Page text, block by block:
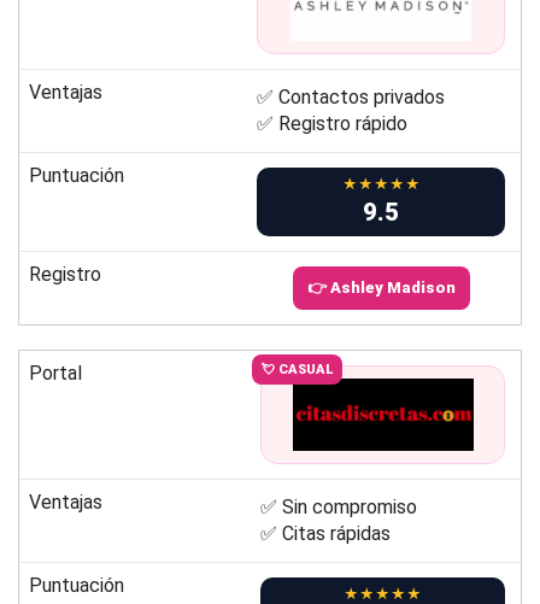
Ventajas
✅ Contactos privados
✅ Registro rápido
Puntuación ★★★★★
9.5
Registro
👉 Ashley Madison
Portal 💘 CASUAL
Ventajas
✅ Sin compromiso
✅ Citas rápidas
Puntuación ★★★★★